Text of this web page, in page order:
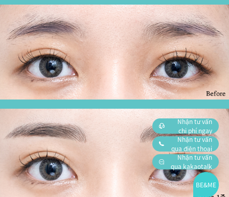
Nhận tư vấn
chi phí ngay
Nhận tư vấn
qua điện thoại
Nhận tư vấn
qua kakaotalk
BE&ME